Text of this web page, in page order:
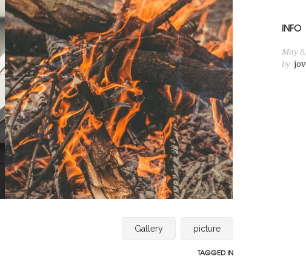
Gallery picture
TAGGED IN
INFO
May
by